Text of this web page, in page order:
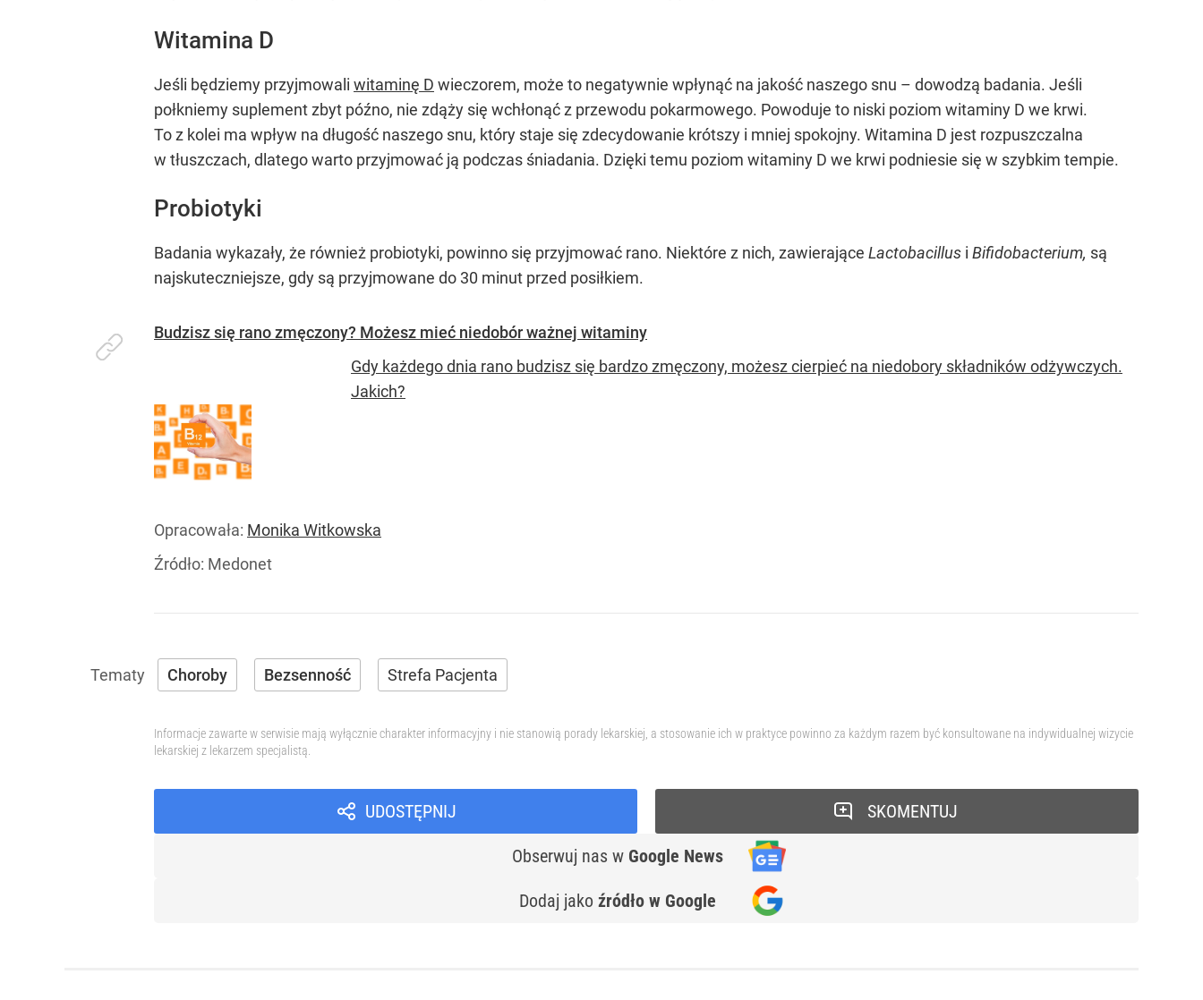
Witamina D
Jeśli będziemy przyjmowali witaminę D wieczorem, może to negatywnie wpłynąć na jakość naszego snu – dowodzą badania. Jeśli
połkniemy suplement zbyt późno, nie zdąży się wchłonąć z przewodu pokarmowego. Powoduje to niski poziom witaminy D we krwi.
To z kolei ma wpływ na długość naszego snu, który staje się zdecydowanie krótszy i mniej spokojny. Witamina D jest rozpuszczalna
w tłuszczach, dlatego warto przyjmować ją podczas śniadania. Dzięki temu poziom witaminy D we krwi podniesie się w szybkim tempie.
Probiotyki
Badania wykazały, że również probiotyki, powinno się przyjmować rano. Niektóre z nich, zawierające Lactobacillus i Bifidobacterium, są
najskuteczniejsze, gdy są przyjmowane do 30 minut przed posiłkiem.
Budzisz się rano zmęczony? Możesz mieć niedobór ważnej witaminy
Gdy każdego dnia rano budzisz się bardzo zmęczony, możesz cierpieć na niedobory składników odżywczych.
Jakich?
Opracowała: Monika Witkowska
Źródło: Medonet
Choroby Bezsenność Strefa Pacjenta
Informacje zawarte w serwisie mają wyłącznie charakter informacyjny i nie stanowią porady lekarskiej, a stosowanie ich w praktyce powinno za każdym razem być konsultowane na indywidualnej wizycie
lekarskiej z lekarzem specjalistą.
UDOSTĘPNIJ
Obserwuj nas w Google News
Dodaj jako źródło w Google
SKOMENTUJ